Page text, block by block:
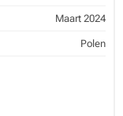
Maart 2024
Polen